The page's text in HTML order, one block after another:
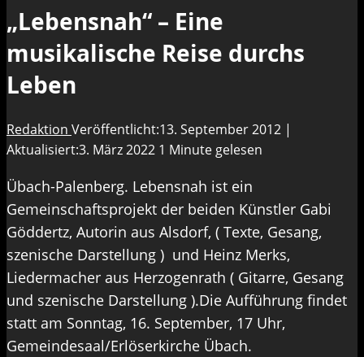
„Lebensnah“ – Eine
musikalische Reise durchs
Leben
Redaktion Veröffentlicht:13. September 2012 |
Aktualisiert:3. März 2022 1 Minute gelesen
Übach-Palenberg. Lebensnah ist ein
Gemeinschaftsprojekt der beiden Künstler Gabi
Göddertz, Autorin aus Alsdorf, ( Texte, Gesang,
szenische Darstellung ) und Heinz Merks,
Liedermacher aus Herzogenrath ( Gitarre, Gesang
und szenische Darstellung ).Die Aufführung findet
statt am Sonntag, 16. September, 17 Uhr,
Gemeindesaal/Erlöserkirche Übach.